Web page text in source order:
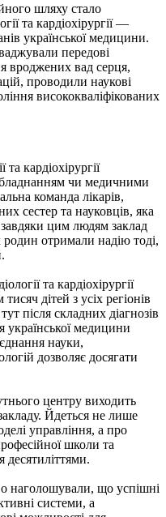
шляху стало
та кардіохірургії —
української медицини.
передові
вроджених вад серця,
проводили наукові
висококваліфікованих
кардіохірургії
чи медичними
команда лікарів,
сестер та науковців, яка
цим людям заклад
родин отримали надію тоді,
та кардіохірургії
дітей з усіх регіонів
після складних діагнозів
української медицини
науки,
дозволяє досягати
центру виходить
Йдеться не лише
управління, а про
школи та
десятиліттями.
наголошували, що успішні
системи, а